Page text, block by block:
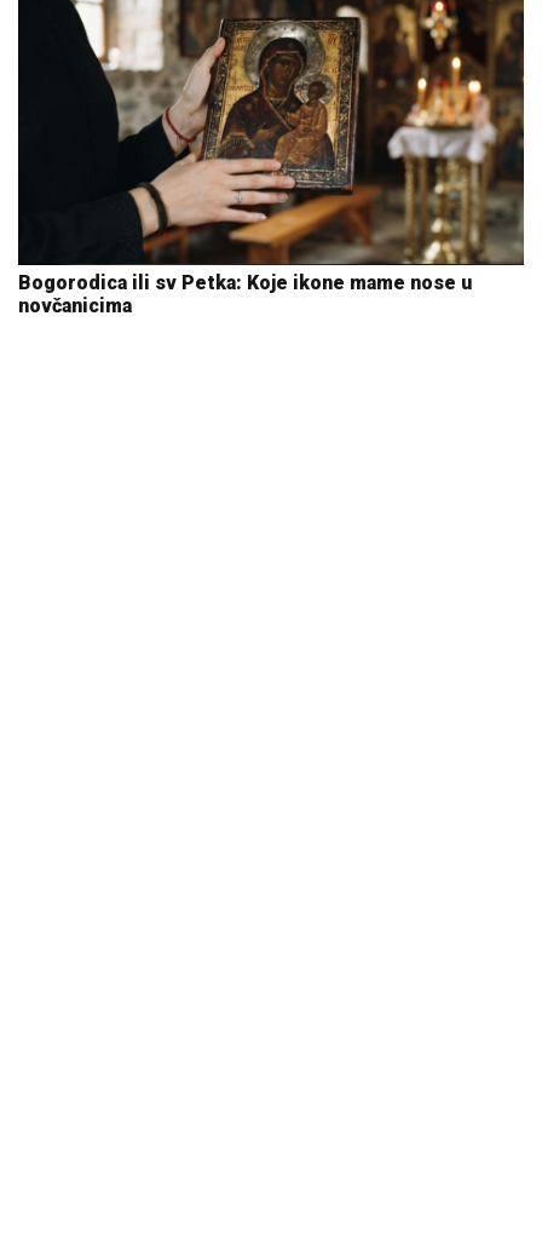
Bogorodica ili sv Petka: Koje ikone mame nose u
10. 08. 2026 09:05